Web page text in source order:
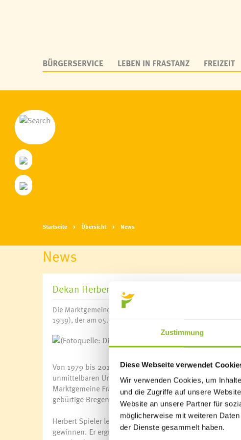
Zustimmung
Diese Webseite verwendet
Wir verwenden Cookies, um
und die Zugriffe auf unsere
Website an unsere Partner für
möglicherweise mit weiteren
der Dienste gesammelt haben.
BÜRGERSERVICE LEBEN IN FRASTANZ FREIZEIT
Startseite Übersicht News
News
Dekan Herbert Spieler verstorben
Die Marktgemeinde Frastanz trauert um den ehemaligen
1939), der am 05.06.2024 verstorben ist.
(Fotoquelle:
Von 1979 bis 2014 lenkte Herbert Spieler die Geschicke
unmittelbaren Umkreis der Kirche hinaus. Für sein
Marktgemeine Frastanz im Jahr 2009 mit der
gebürtige Bregenzer bereits 1999 ausgezeichnet
Herbert Spieler lebte die Gemeinschaft und konnte
gewinnen. Er ergriff oft selbst die Initiative und